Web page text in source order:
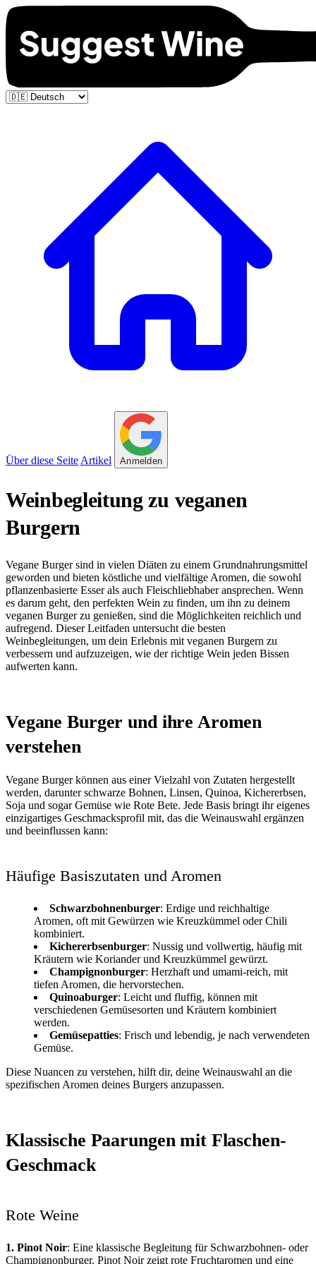
Über diese Seite Artikel Anmelden
Weinbegleitung zu veganen
Burgern
Vegane Burger sind in vielen Diäten zu einem Grundnahrungsmittel
geworden und bieten köstliche und vielfältige Aromen, die sowohl
pflanzenbasierte Esser als auch Fleischliebhaber ansprechen. Wenn
es darum geht, den perfekten Wein zu finden, um ihn zu deinem
veganen Burger zu genießen, sind die Möglichkeiten reichlich und
aufregend. Dieser Leitfaden untersucht die besten
Weinbegleitungen, um dein Erlebnis mit veganen Burgern zu
verbessern und aufzuzeigen, wie der richtige Wein jeden Bissen
aufwerten kann.
Vegane Burger und ihre Aromen
verstehen
Vegane Burger können aus einer Vielzahl von Zutaten hergestellt
werden, darunter schwarze Bohnen, Linsen, Quinoa, Kichererbsen,
Soja und sogar Gemüse wie Rote Bete. Jede Basis bringt ihr eigenes
einzigartiges Geschmacksprofil mit, das die Weinauswahl ergänzen
und beeinflussen kann:
Häufige Basiszutaten und Aromen
Schwarzbohnenburger: Erdige und reichhaltige
Aromen, oft mit Gewürzen wie Kreuzkümmel oder Chili
kombiniert.
Kichererbsenburger: Nussig und vollwertig, häufig mit
Kräutern wie Koriander und Kreuzkümmel gewürzt.
Champignonburger: Herzhaft und umami-reich, mit
tiefen Aromen, die hervorstechen.
Quinoaburger: Leicht und fluffig, können mit
verschiedenen Gemüsesorten und Kräutern kombiniert
werden.
Gemüsepatties: Frisch und lebendig, je nach verwendeten
Gemüse.
Diese Nuancen zu verstehen, hilft dir, deine Weinauswahl an die
spezifischen Aromen deines Burgers anzupassen.
Klassische Paarungen mit Flaschen-
Geschmack
Rote Weine
1. Pinot Noir: Eine klassische Begleitung für Schwarzbohnen- oder
Champignonburger. Pinot Noir zeigt rote Fruchtaromen und eine